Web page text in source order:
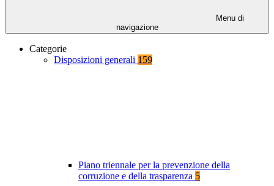
Menu di
navigazione
Categorie
Disposizioni generali 159
Piano triennale per la prevenzione della
corruzione e della trasparenza 5